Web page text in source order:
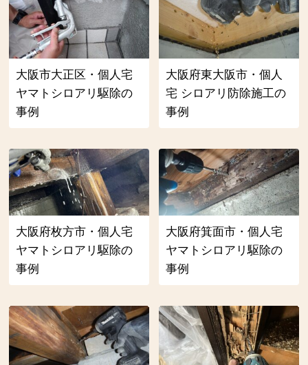
大阪市大正区・個人宅
ヤマトシロアリ駆除の
事例
大阪府東大阪市・個人
宅 シロアリ防除施工の
事例
大阪府枚方市・個人宅
ヤマトシロアリ駆除の
事例
大阪府箕面市・個人宅
ヤマトシロアリ駆除の
事例